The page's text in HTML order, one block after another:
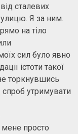
сталевих
Я за ним.
на тіло
сил було явно
істоти такої
торкнувшись
утримувати
мене просто